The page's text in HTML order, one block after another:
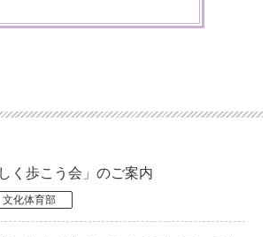
く歩こう会」のご案内
文化体育部